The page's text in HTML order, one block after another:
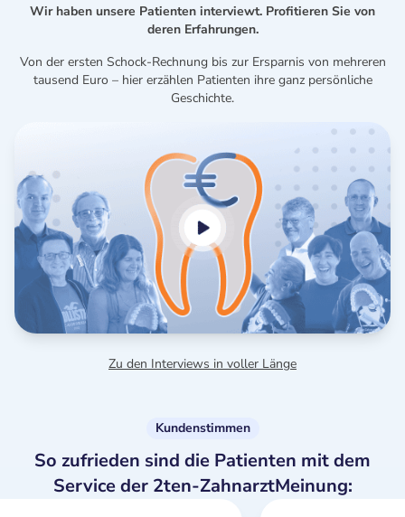
Wir haben unsere Patienten interviewt. Profitieren Sie von
deren Erfahrungen.
Von der ersten Schock-Rechnung bis zur Ersparnis von mehreren
tausend Euro – hier erzählen Patienten ihre ganz persönliche
Geschichte.
Zu den Interviews in voller Länge
Kundenstimmen
So zufrieden sind die Patienten mit dem
Service der 2ten-ZahnarztMeinung: